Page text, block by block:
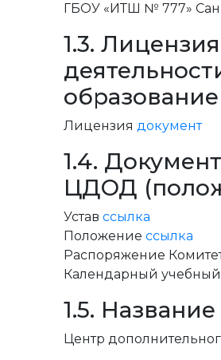
ГБОУ «ИТШ № 777»
1.3.
Лицензия документ
1.4.
ЦДОД
Устав ссылка
Положение ссылка
Распоряжение
Календарный учебный
1.5.
Центр